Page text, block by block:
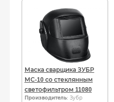
Маска сварщика ЗУБР
МС-10 со стеклянным
светофильтром 11080
Производитель: Зубр